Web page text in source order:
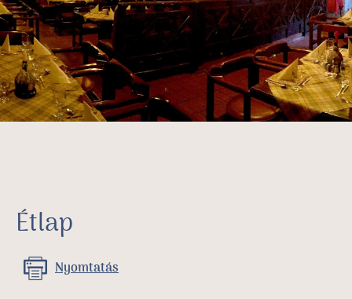
Étlap
Nyomtatás